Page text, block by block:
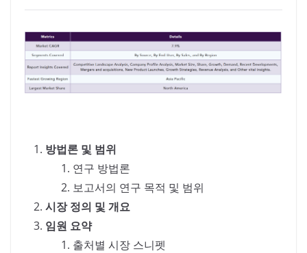
방법론 및 범위
연구 방법론
보고서의 연구 목적 및 범위
시장 정의 및 개요
임원 요약
출처별 시장 스니펫